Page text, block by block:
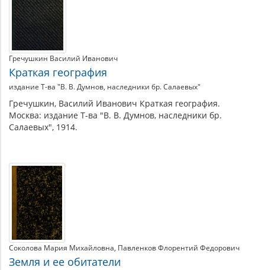
Гречушкин Василий Иванович
Краткая география
издание Т-ва "В. В. Думнов, наследники бр. Салаевых"
Гречушкин, Василий Иванович Краткая география.
Москва: издание Т-ва "В. В. Думнов, наследники бр.
Салаевых", 1914.
Соколова Мария Михайловна Павленков Флорентий Федорович
Земля и ее обитатели